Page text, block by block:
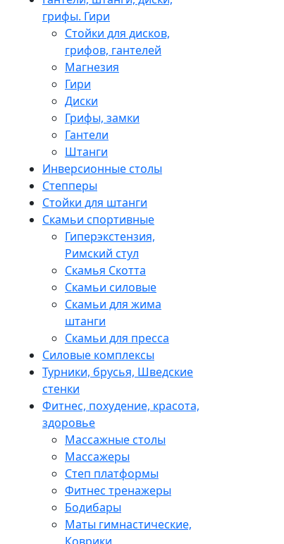
грифы. Гири
Стойки для дисков,
грифов, гантелей
Магнезия
Гири
Диски
Грифы, замки
Гантели
Штанги
Инверсионные столы
Степперы
Стойки для штанги
Скамьи спортивные
Гиперэкстензия,
Римский стул
Скамья Скотта
Скамьи силовые
Скамьи для жима
штанги
Скамьи для пресса
Силовые комплексы
Турники, брусья, Шведские
стенки
Фитнес, похудение, красота,
здоровье
Массажные столы
Массажеры
Степ платформы
Фитнес тренажеры
Бодибары
Маты гимнастические,